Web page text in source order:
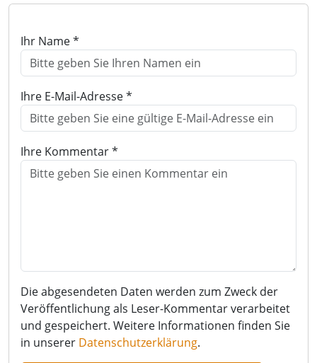
Ihr Name *
Ihre E-Mail-Adresse *
Ihre Kommentar *
Die abgesendeten Daten werden zum Zweck der
Veröffentlichung als Leser-Kommentar verarbeitet
und gespeichert. Weitere Informationen finden Sie
in unserer Datenschutzerklärung.